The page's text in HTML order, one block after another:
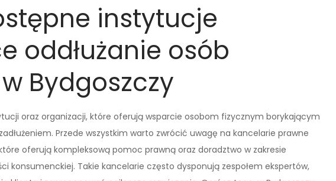
instytucje
oddłużanie osób
Bydgoszczy
oraz organizacji, które oferują wsparcie osobom fizycznym borykającym
Przede wszystkim warto zwrócić uwagę na kancelarie prawne
oferują kompleksową pomoc prawną oraz doradztwo w zakresie
konsumenckiej. Takie kancelarie często dysponują zespołem ekspertów,